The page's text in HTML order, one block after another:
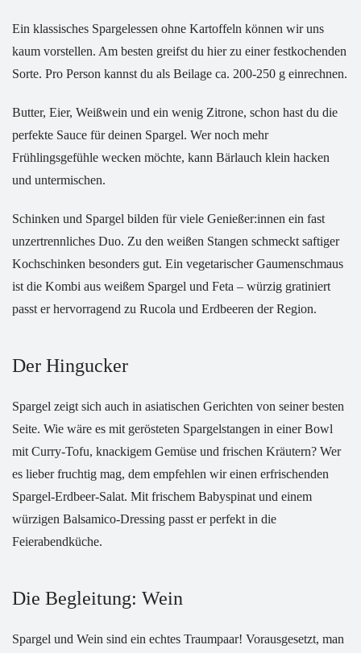
Ein klassisches Spargelessen ohne Kartoffeln können wir uns
kaum vorstellen. Am besten greifst du hier zu einer festkochenden
Sorte. Pro Person kannst du als Beilage ca. 200-250 g einrechnen.
Butter, Eier, Weißwein und ein wenig Zitrone, schon hast du die
perfekte Sauce für deinen Spargel. Wer noch mehr
Frühlingsgefühle wecken möchte, kann Bärlauch klein hacken
und untermischen.
Schinken und Spargel bilden für viele Genießer:innen ein fast
unzertrennliches Duo. Zu den weißen Stangen schmeckt saftiger
Kochschinken besonders gut. Ein vegetarischer Gaumenschmaus
ist die Kombi aus weißem Spargel und Feta – würzig gratiniert
passt er hervorragend zu Rucola und Erdbeeren der Region.
Der Hingucker
Spargel zeigt sich auch in asiatischen Gerichten von seiner besten
Seite. Wie wäre es mit gerösteten Spargelstangen in einer Bowl
mit Curry-Tofu, knackigem Gemüse und frischen Kräutern? Wer
es lieber fruchtig mag, dem empfehlen wir einen erfrischenden
Spargel-Erdbeer-Salat. Mit frischem Babyspinat und einem
würzigen Balsamico-Dressing passt er perfekt in die
Feierabendküche.
Die Begleitung: Wein
Spargel und Wein sind ein echtes Traumpaar! Vorausgesetzt, man